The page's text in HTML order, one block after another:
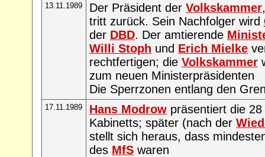
13.11.1989 Der Präsident der Volkskammer
tritt zurück. Sein Nachfolger wird
der DBD. Der amtierende
Willi Stoph und Erich Mielke
rechtfertigen; die Volkskammer
zum neuen Ministerpräsidenten
Die Sperrzonen entlang den
17.11.1989 Hans Modrow präsentiert die
Kabinetts; später (nach der
stellt sich heraus, dass
des MfS waren